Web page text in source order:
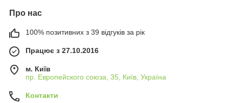
Про нас
100% позитивних з 39 відгуків за рік
Працює з 27.10.2016
м. Київ
пр. Европейского союза, 35, Київ, Україна
Контакти